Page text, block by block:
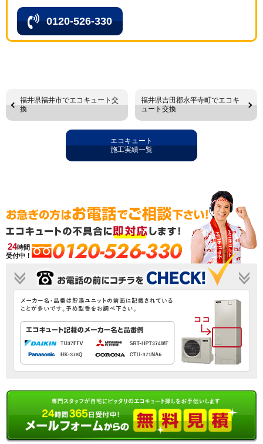
0120-526-330
福井県福井市でエコキュート交
換
福井県吉田郡永平寺町でエコキ
ュート交換
エコキュート
施工実績一覧
24時間
受付中！
0120-526-330